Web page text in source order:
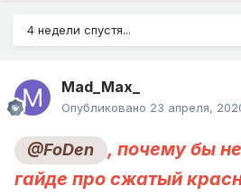
4 недели спустя...
Mad_Max_
Опубликовано 23 апреля,
@FoDen
, почему бы
гайде про сжатый